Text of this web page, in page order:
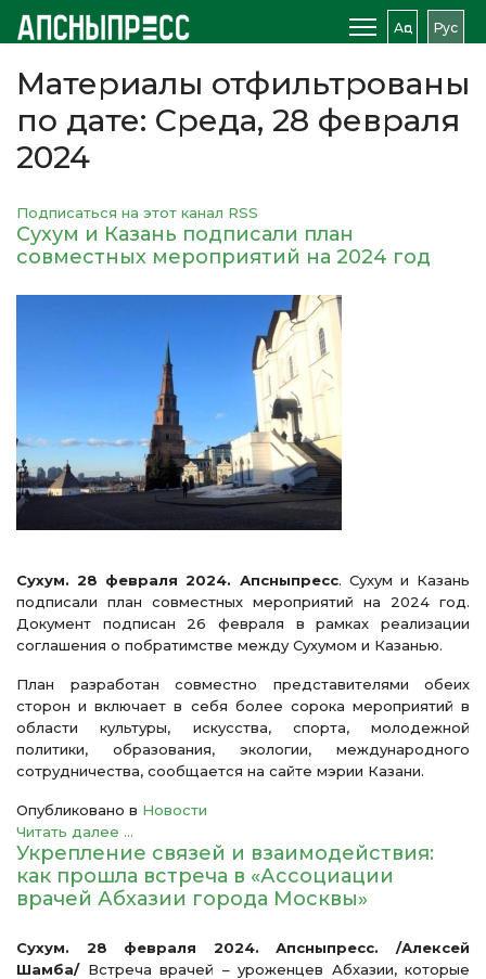
Аԥс Рус
Материалы отфильтрованы
по дате: Среда, 28 февраля
2024
Подписаться на этот канал RSS
Сухум и Казань подписали план
совместных мероприятий на 2024 год
Сухум. 28 февраля 2024. Апсныпресс. Сухум и Казань
подписали план совместных мероприятий на 2024 год.
Документ подписан 26 февраля в рамках реализации
соглашения о побратимстве между Сухумом и Казанью.
План разработан совместно представителями обеих
сторон и включает в себя более сорока мероприятий в
области культуры, искусства, спорта, молодежной
политики, образования, экологии, международного
сотрудничества, сообщается на сайте мэрии Казани.
Опубликовано в Новости
Читать далее ...
Укрепление связей и взаимодействия:
как прошла встреча в «Ассоциации
врачей Абхазии города Москвы»
Сухум. 28 февраля 2024. Апсныпресс. /Алексей
Шамба/ Встреча врачей – уроженцев Абхазии, которые